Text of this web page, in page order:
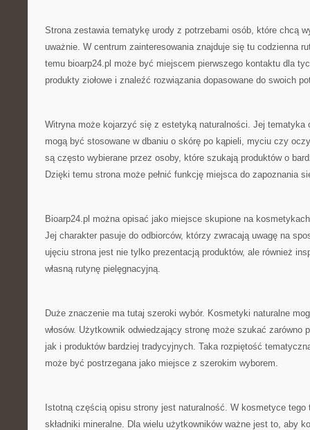
Strona zestawia tematykę urody z potrzebami osób, które chcą
uważnie. W centrum zainteresowania znajduje się tu codzienna
temu bioarp24.pl może być miejscem pierwszego kontaktu dla
produkty ziołowe i znaleźć rozwiązania dopasowane do swoich
Witryna może kojarzyć się z estetyką naturalności. Jej tematyka
mogą być stosowane w dbaniu o skórę po kąpieli, myciu czy
są często wybierane przez osoby, które szukają produktów o
Dzięki temu strona może pełnić funkcję miejsca do zapoznania
Bioarp24.pl można opisać jako miejsce skupione na
Jej charakter pasuje do odbiorców, którzy zwracają uwagę na
ujęciu strona jest nie tylko prezentacją produktów, ale również
własną rutynę pielęgnacyjną.
Duże znaczenie ma tutaj szeroki wybór. Kosmetyki naturalne
włosów. Użytkownik odwiedzający stronę może szukać zarówno
jak i produktów bardziej tradycyjnych. Taka rozpiętość
może być postrzegana jako miejsce z szerokim wyborem.
Istotną częścią opisu strony jest naturalność. W kosmetyce
składniki mineralne. Dla wielu użytkowników ważne jest to, aby